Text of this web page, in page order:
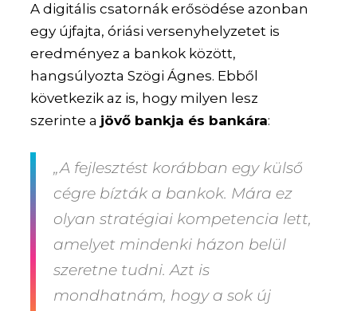
A digitális csatornák erősödése azonban
egy újfajta, óriási versenyhelyzetet is
eredményez a bankok között,
hangsúlyozta Szögi Ágnes. Ebből
következik az is, hogy milyen lesz
szerinte a jövő bankja és bankára:
„A fejlesztést korábban egy külső
cégre bízták a bankok. Mára ez
olyan stratégiai kompetencia lett,
amelyet mindenki házon belül
szeretne tudni. Azt is
mondhatnám, hogy a sok új